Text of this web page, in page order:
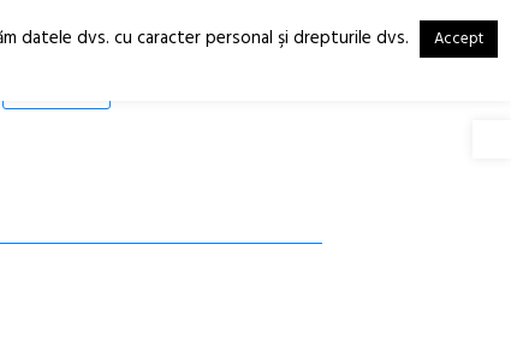
RO
EN
datele dvs. cu caracter personal şi drepturile dvs. Accept